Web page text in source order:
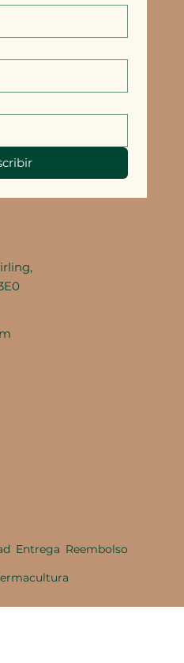
Entrega Reembolso